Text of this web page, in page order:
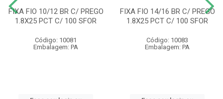
FIXA FIO 10/12 BR C/ PREGO
1.8X25 PCT C/ 100 SFOR
Código: 10081
Embalagem: PA
FIXA FIO 14/16 BR C/ PREGO
1.8X25 PCT C/ 100 SFOR
Código: 10083
Embalagem: PA